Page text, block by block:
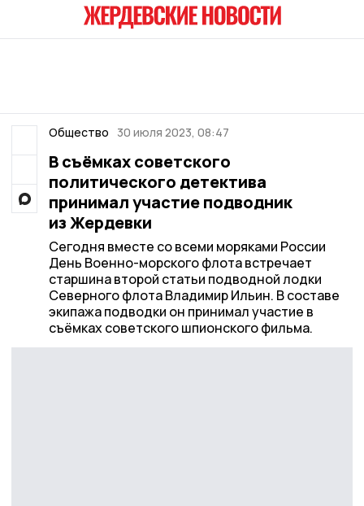
Общество 30 июля 2023, 08:47
В съёмках советского
политического детектива
принимал участие подводник
из Жердевки
Сегодня вместе со всеми моряками России
День Военно-морского флота встречает
старшина второй статьи подводной лодки
Северного флота Владимир Ильин. В составе
экипажа подводки он принимал участие в
съёмках советского шпионского фильма.